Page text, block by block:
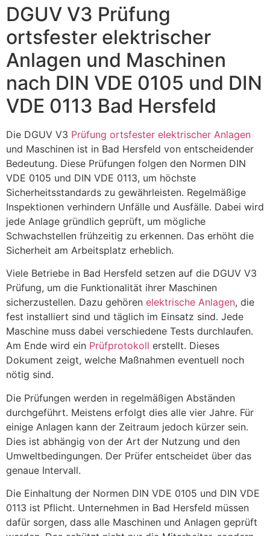
DGUV V3 Prüfung
ortsfester elektrischer
Anlagen und Maschinen
nach DIN VDE 0105 und DIN
VDE 0113 Bad Hersfeld
Die DGUV V3 Prüfung ortsfester elektrischer Anlagen
und Maschinen ist in Bad Hersfeld von entscheidender
Bedeutung. Diese Prüfungen folgen den Normen DIN
VDE 0105 und DIN VDE 0113, um höchste
Sicherheitsstandards zu gewährleisten. Regelmäßige
Inspektionen verhindern Unfälle und Ausfälle. Dabei wird
jede Anlage gründlich geprüft, um mögliche
Schwachstellen frühzeitig zu erkennen. Das erhöht die
Sicherheit am Arbeitsplatz erheblich.
Viele Betriebe in Bad Hersfeld setzen auf die DGUV V3
Prüfung, um die Funktionalität ihrer Maschinen
sicherzustellen. Dazu gehören elektrische Anlagen, die
fest installiert sind und täglich im Einsatz sind. Jede
Maschine muss dabei verschiedene Tests durchlaufen.
Am Ende wird ein Prüfprotokoll erstellt. Dieses
Dokument zeigt, welche Maßnahmen eventuell noch
nötig sind.
Die Prüfungen werden in regelmäßigen Abständen
durchgeführt. Meistens erfolgt dies alle vier Jahre. Für
einige Anlagen kann der Zeitraum jedoch kürzer sein.
Dies ist abhängig von der Art der Nutzung und den
Umweltbedingungen. Der Prüfer entscheidet über das
genaue Intervall.
Die Einhaltung der Normen DIN VDE 0105 und DIN VDE
0113 ist Pflicht. Unternehmen in Bad Hersfeld müssen
dafür sorgen, dass alle Maschinen und Anlagen geprüft